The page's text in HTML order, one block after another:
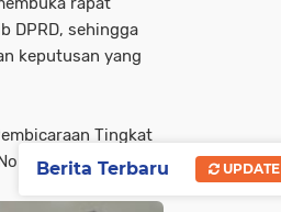
DPRD, sehingga
keputusan yang
Tingkat
9 Tahun 2023
Berita Terbaru UPDATE